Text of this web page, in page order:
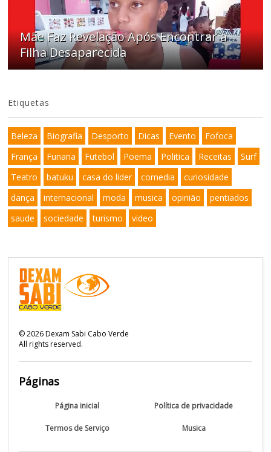
Mãe Faz Revelação Após Encontrar a
Filha Desaparecida
Etiquetas
Beleza Biografia Desporto Dicas Evento
Fofoca
França
Funana Futebol Poema Politica Receitas
Surf
Teatro
batuku casa do lider comedia
curiosidade
dança
internacional moda musica opinião
pentiados
saude
sociedade turismo video
©2026Dexam Sabi Cabo Verde
All rights reserved.
Páginas
Página inicial Política de privacidade
Termos de Serviço Musica